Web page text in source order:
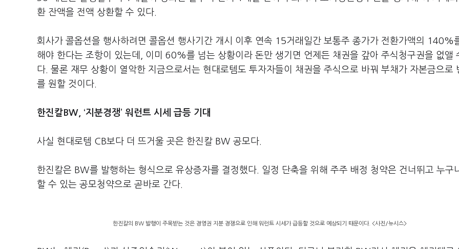
환 잔액을 전액 상환할 수 있다.
회사가 콜옵션을 행사하려면 콜옵션 행사기간 개시 이후 연속 15거래일간 보통주 종가가 전환가액의 140%
해야 한다는 조항이 있는데, 이미 60%를 넘는 상황이라 돈만 생기면 언제든 채권을 갚아 주식청구권을 없앨
다. 물론 재무 상황이 열악한 지금으로서는 현대로템도 투자자들이 채권을 주식으로 바꿔 부채가 자본금으로
를 원할 것이다.
한진칼BW, ‘지분경쟁’ 워런트 시세 급등 기대
사실 현대로템 CB보다 더 뜨거울 곳은 한진칼 BW 공모다.
한진칼은 BW를 발행하는 형식으로 유상증자를 결정했다. 일정 단축을 위해 주주 배정 청약은 건너뛰고 누구
할 수 있는 공모청약으로 곧바로 간다.
한진칼의 BW 발행이 주목받는 것은 경영권 지분 경쟁으로 인해 워런트 시세가 급등할 것으로 예상되기 때문이다. <사진/뉴시스>